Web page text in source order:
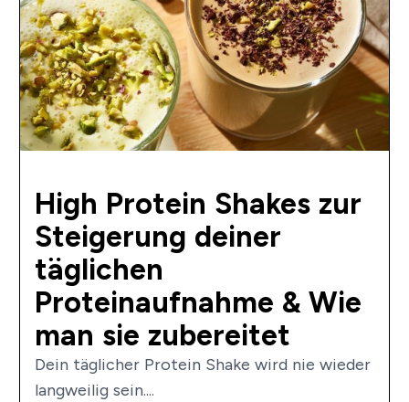
High Protein Shakes zur
Steigerung deiner
täglichen
Proteinaufnahme & Wie
man sie zubereitet
Dein täglicher Protein Shake wird nie wieder
langweilig sein....